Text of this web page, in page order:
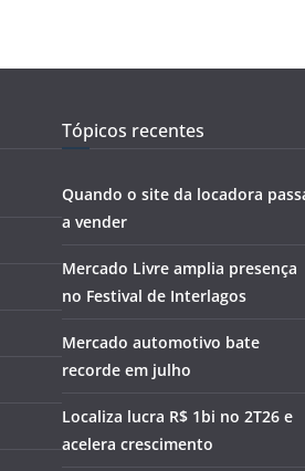
Tópicos recentes
Quando o site da locadora
a vender
Mercado Livre amplia presença
no Festival de Interlagos
Mercado automotivo bate
recorde em julho
Localiza lucra R$ 1bi no 2T26 e
acelera crescimento